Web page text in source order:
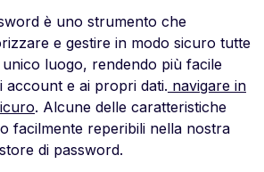
è uno strumento che
e gestire in modo sicuro tutte
luogo, rendendo più facile
account e ai propri dati. navigare in
. Alcune delle caratteristiche
facilmente reperibili nella nostra
di password.